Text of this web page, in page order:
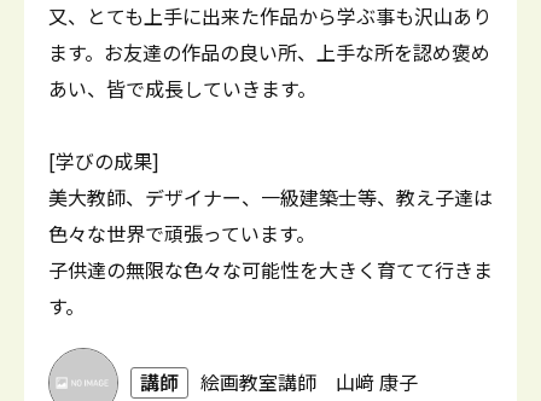
又、とても上手に出来た作品から学ぶ事も沢山あり
ます。お友達の作品の良い所、上手な所を認め褒め
あい、皆で成長していきます。
[学びの成果]
美大教師、デザイナー、一級建築士等、教え子達は
色々な世界で頑張っています。
子供達の無限な色々な可能性を大きく育てて行きま
す。
講師 絵画教室講師 山﨑 康子